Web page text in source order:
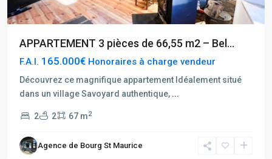
APPARTEMENT 3 pièces de 66,55 m2 – Bel...
F.A.I. 165.000€ Honoraires à charge vendeur
Découvrez ce magnifique appartement Idéalement situé
dans un village Savoyard authentique, ...
2 2 67 m2
Agence de Bourg St Maurice
Hauts
du
Val